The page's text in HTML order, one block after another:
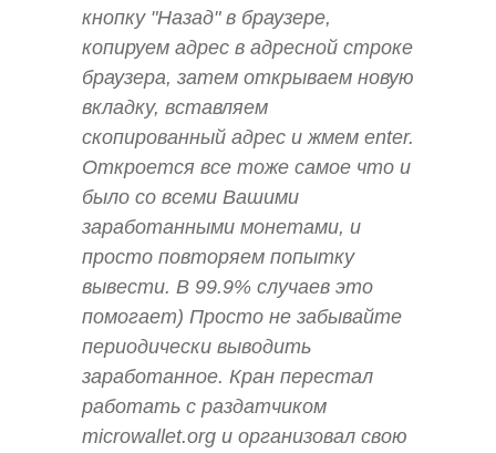
кнопку "Назад" в браузере,
копируем адрес в адресной строке
браузера, затем открываем новую
вкладку, вставляем
скопированный адрес и жмем enter.
Откроется все тоже самое что и
было со всеми Вашими
заработанными монетами, и
просто повторяем попытку
вывести. В 99.9% случаев это
помогает) Просто не забывайте
периодически выводить
заработанное. Кран перестал
работать с раздатчиком
microwallet.org и организовал свою